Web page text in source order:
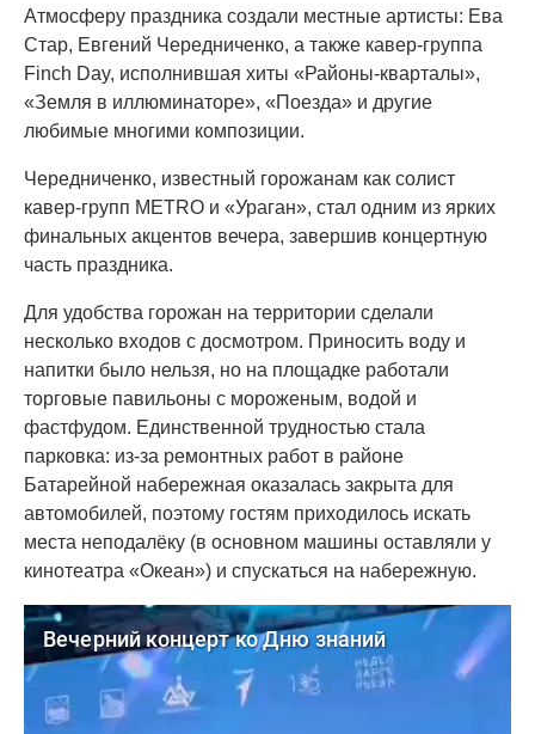
Атмосферу праздника создали местные артисты: Ева
Стар, Евгений Чередниченко, а также кавер-группа
Finch Day, исполнившая хиты «Районы-кварталы»,
«Земля в иллюминаторе», «Поезда» и другие
любимые многими композиции.
Чередниченко, известный горожанам как солист
кавер-групп METRO и «Ураган», стал одним из ярких
финальных акцентов вечера, завершив концертную
часть праздника.
Для удобства горожан на территории сделали
несколько входов с досмотром. Приносить воду и
напитки было нельзя, но на площадке работали
торговые павильоны с мороженым, водой и
фастфудом. Единственной трудностью стала
парковка: из-за ремонтных работ в районе
Батарейной набережная оказалась закрыта для
автомобилей, поэтому гостям приходилось искать
места неподалёку (в основном машины оставляли у
кинотеатра «Океан») и спускаться на набережную.